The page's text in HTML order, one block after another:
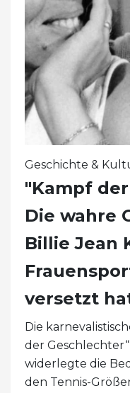
Geschichte &
"Kampf
Die wahre
Billie Jean
versetzt
Die
der
widerlegte die
den Tennis-